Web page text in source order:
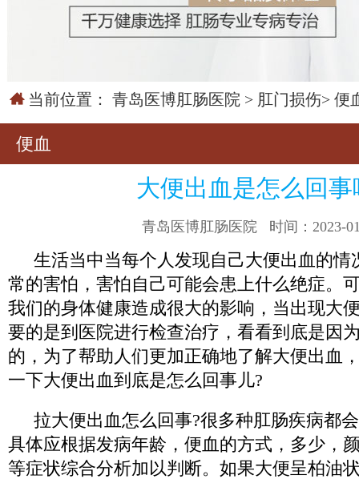
当前位置： 青岛医博肛肠医院 > 肛门损伤> 便
便血
大便出血是怎么回事
青岛医博肛肠医院 时间：2023-
生活当中当每个人发现自己大便出血的情
常的害怕，害怕自己可能会患上什么绝症。
我们的身体健康造成很大的影响，当出现大
要的是到医院进行检查治疗，看看到底是因
的，为了帮助人们更加正确地了解大便出血
一下大便出血到底是怎么回事儿?
拉大便出血怎么回事?很多种肛肠疾病都
具体应根据发病年龄，便血的方式，多少，
等症状综合分析加以判断。如果大便呈柏油